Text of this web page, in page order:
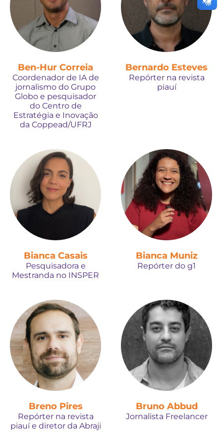
Ben-Hur Correia
Coordenador de IA de
jornalismo do Grupo
Globo e pesquisador
do Centro de
Estratégia e Inovação
da Coppead/UFRJ
Bernardo Esteves
Repórter na revista
piauí
Bianca Casais
Pesquisadora e
Mestranda no INSPER
Bianca Muniz
Repórter do g1
Breno Pires
Repórter na revista
piauí e diretor da Abraji
Bruno Abbud
Jornalista Freelancer